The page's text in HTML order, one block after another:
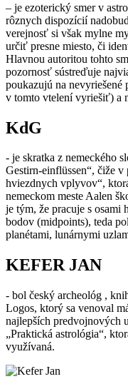
– je ezoterický smer v
rôznych dispozícií
verejnosť si však mylne
určiť presne miesto, či
Hlavnou autoritou tohto
pozornosť sústreďuje
poukazujú na
v tomto vtelení vyriešiť) a
KdG
- je skratka z nemeckého
Gestirn-einflüssen“, čiže
hviezdnych vplyvov“,
nemeckom meste Aalen
je tým, že pracuje s osami
bodov (midpoints), teda
planétami, lunárnymi
KEFER JAN
- bol český archeológ ,
Logos, ktorý sa venoval
najlepších predvojnových
„Praktická astrológia“,
využívaná.